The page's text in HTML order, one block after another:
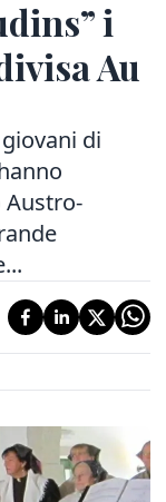
i
Au
giovani di
Austro-